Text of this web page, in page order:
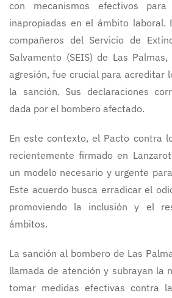
con mecanismos efectivos para
inapropiadas en el ámbito laboral.
compañeros del Servicio de
Salvamento (SEIS) de Las
agresión, fue crucial para acreditar
la sanción. Sus declaraciones
dada por el bombero afectado.
En este contexto, el Pacto contra
recientemente firmado en
un modelo necesario y urgente
Este acuerdo busca erradicar el
promoviendo la inclusión y el
ámbitos.
La sanción al bombero de Las
llamada de atención y subrayan la
tomar medidas efectivas contra